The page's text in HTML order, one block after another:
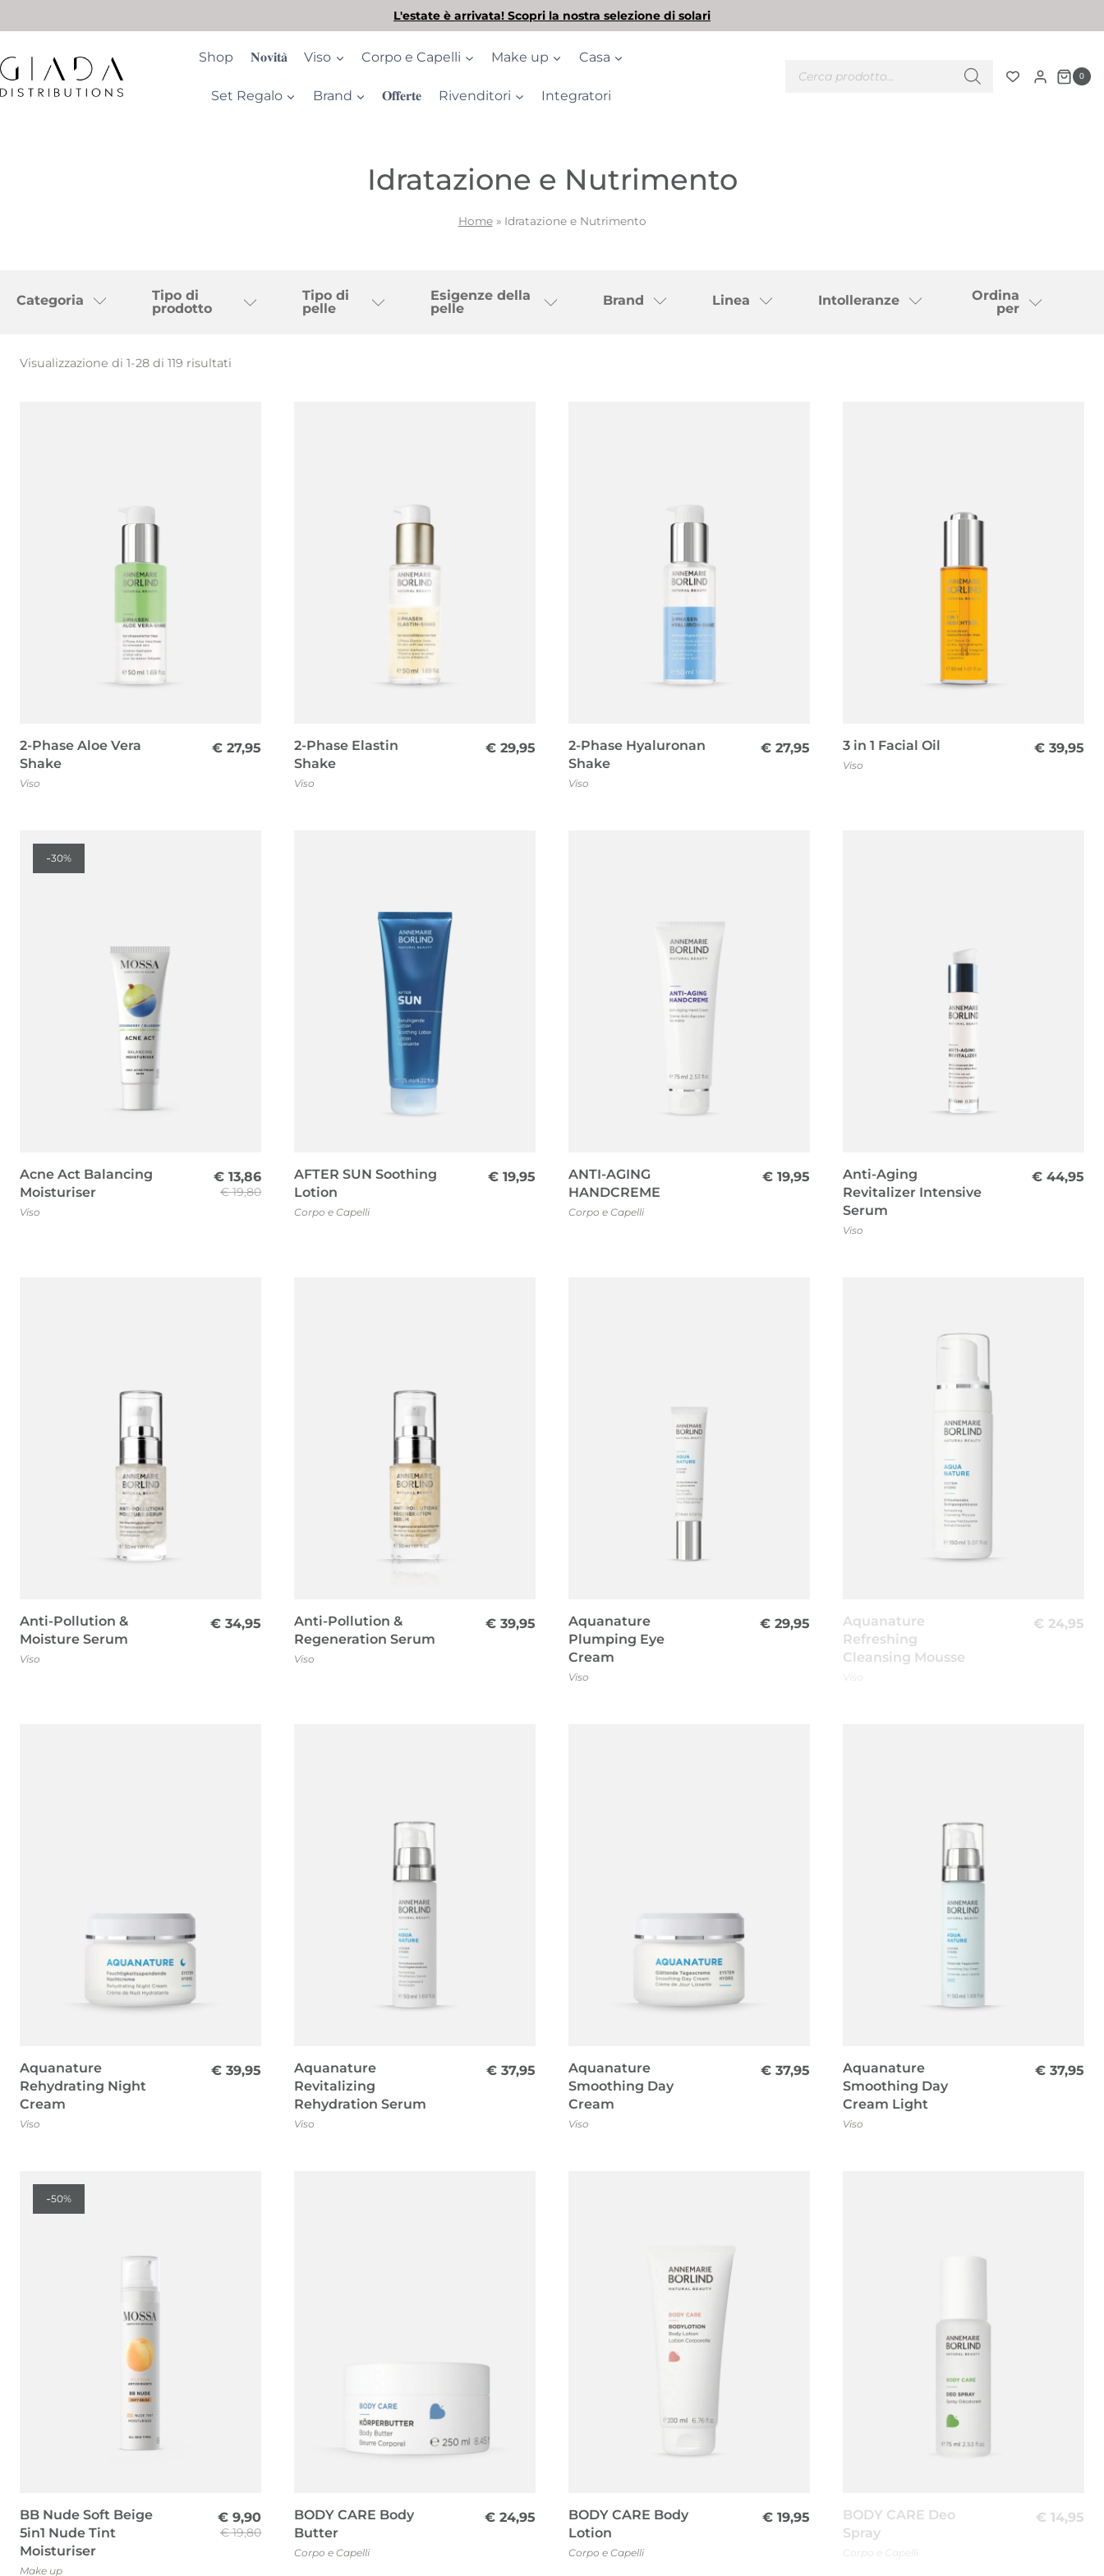
al
contenuto
L'estate è arrivata! Scopri la nostra selezione di solari
Shop 𝐍𝐨𝐯𝐢𝐭𝐚̀ Viso Corpo e Capelli Make up Casa
Set Regalo Brand 𝐎𝐟𝐟𝐞𝐫𝐭𝐞 Rivenditori Integratori
prodotti
0
Idratazione e Nutrimento
Home» Idratazione e Nutrimento
Categoria
Tipo di
prodotto
Tipo di
pelle
Esigenze della
pelle
Brand Linea Intolleranze
Ordina
per
Visualizzazione di 1-28 di 119 risultati
2-Phase Aloe Vera
Shake
Viso
€ 27,95
2-Phase Elastin
Shake
Viso
€ 29,95
2-Phase Hyaluronan
Shake
Viso
€ 27,95 3 in 1 Facial Oil
Viso
€ 39,95
-30%
Acne Act Balancing
Moisturiser
Viso
€19,80
€ 13,86
AFTER SUN Soothing
Lotion
Corpo e Capelli
€ 19,95
ANTI-AGING
HANDCREME
Corpo e Capelli
€ 19,95
Anti-Aging
Revitalizer Intensive
Serum
Viso
€ 44,95
Anti-Pollution &
Moisture Serum
Viso
€ 34,95
Anti-Pollution &
Regeneration Serum
Viso
€ 39,95
Aquanature
Plumping Eye
Cream
Viso
€ 29,95
Aquanature
Refreshing
Cleansing Mousse
€ 24,95
Aquanature
Rehydrating Night
Cream
Viso
€ 39,95
Aquanature
Revitalizing
Rehydration Serum
Viso
€ 37,95
Aquanature
Smoothing Day
Cream
Viso
€ 37,95
Aquanature
Smoothing Day
Cream Light
Viso
€ 37,95
-50%
BB Nude Soft Beige
5in1 Nude Tint
Moisturiser
Make up
€19,80
€ 9,90
BODY CARE Body
Butter
Corpo e Capelli
€ 24,95
BODY CARE Body
Lotion
Corpo e Capelli
€ 19,95
BODY CARE Deo
Spray
Corpo e Capelli
€ 14,95